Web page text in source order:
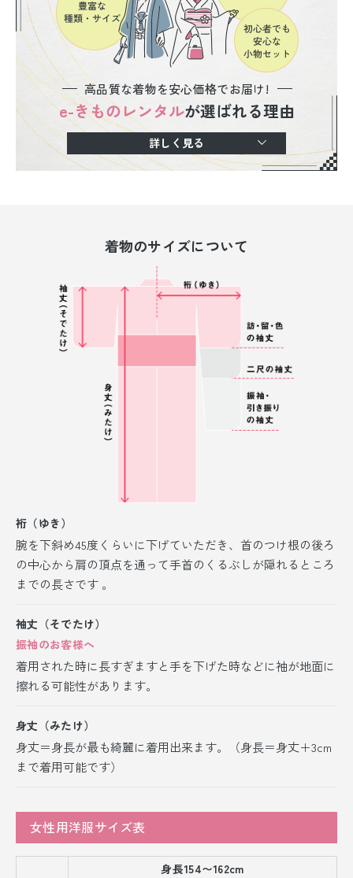
高品質な着物を安心価格でお届け!
e-きものレンタルが選ばれる理由
詳しく見る
着物のサイズについて
裄（ゆき）
腕を下斜め45度くらいに下げていただき、首のつけ根の後ろ
の中心から肩の頂点を通って手首のくるぶしが隠れるところ
までの長さです 。
袖丈（そでたけ）
振袖のお客様へ
着用された時に長すぎますと手を下げた時などに袖が地面に
擦れる可能性があります。
身丈（みたけ）
身丈＝身長が最も綺麗に着用出来ます。（身長＝身丈＋3cm
まで着用可能です）
女性用洋服サイズ表
身長154〜162cm